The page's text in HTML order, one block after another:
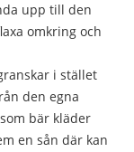
upp till den
omkring och
i stället
den egna
bär kläder
en sån där kan